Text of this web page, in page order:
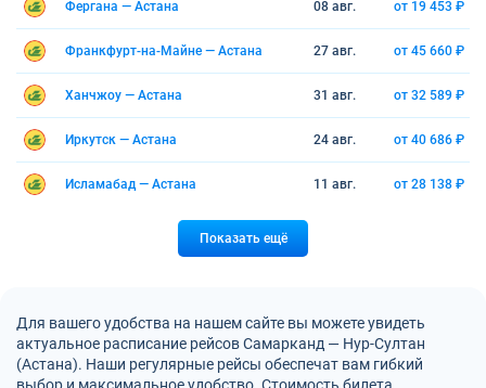
Фергана — Астана 08 авг. от 19 453 ₽
Франкфурт-на-Майне — Астана 27 авг. от 45 660 ₽
Ханчжоу — Астана 31 авг. от 32 589 ₽
Иркутск — Астана 24 авг. от 40 686 ₽
Исламабад — Астана 11 авг. от 28 138 ₽
Показать ещё
Для вашего удобства на нашем сайте вы можете увидеть
актуальное расписание рейсов Самарканд — Нур-Султан
(Астана). Наши регулярные рейсы обеспечат вам гибкий